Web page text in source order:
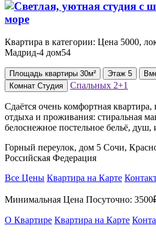
Квартира в категории: Цена 5000,
Мадрид-4 дом54
Площадь квартиры 30м² Этаж 5
Комнат Студия Спальных 2+1
Сдаётся очень комфортная квартира,
отдыха и проживания: стиральная
белоснежное постельное бельё, душ,
Горный переулок, дом 5 Сочи,
Российская Федерация
Все Цены Квартира на Карте
Минимальная Цена Посуточно:
О Квартире Квартира на Карте